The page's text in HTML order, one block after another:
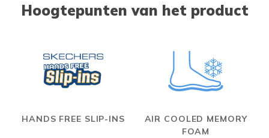
Hoogtepunten van het product
HANDS FREE SLIP-INS
AIR COOLED MEMORY
FOAM